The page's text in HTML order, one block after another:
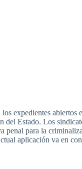
los expedientes abiertos
del Estado. Los
penal para la
aplicación va en